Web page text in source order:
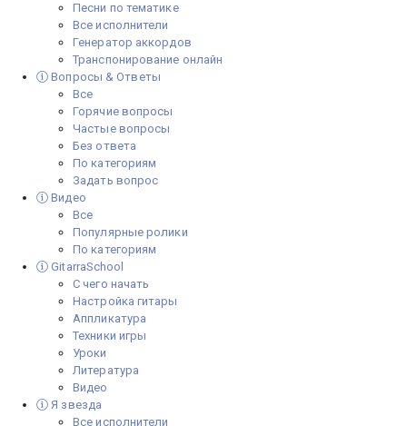
Песни по тематике
Все исполнители
Генератор аккордов
Транспонирование онлайн
Вопросы & Ответы
Все
Горячие вопросы
Частые вопросы
Без ответа
По категориям
Задать вопрос
Видео
Все
Популярные ролики
По категориям
GitarraSchool
С чего начать
Настройка гитары
Аппликатура
Техники игры
Уроки
Литература
Видео
Я звезда
Все исполнители